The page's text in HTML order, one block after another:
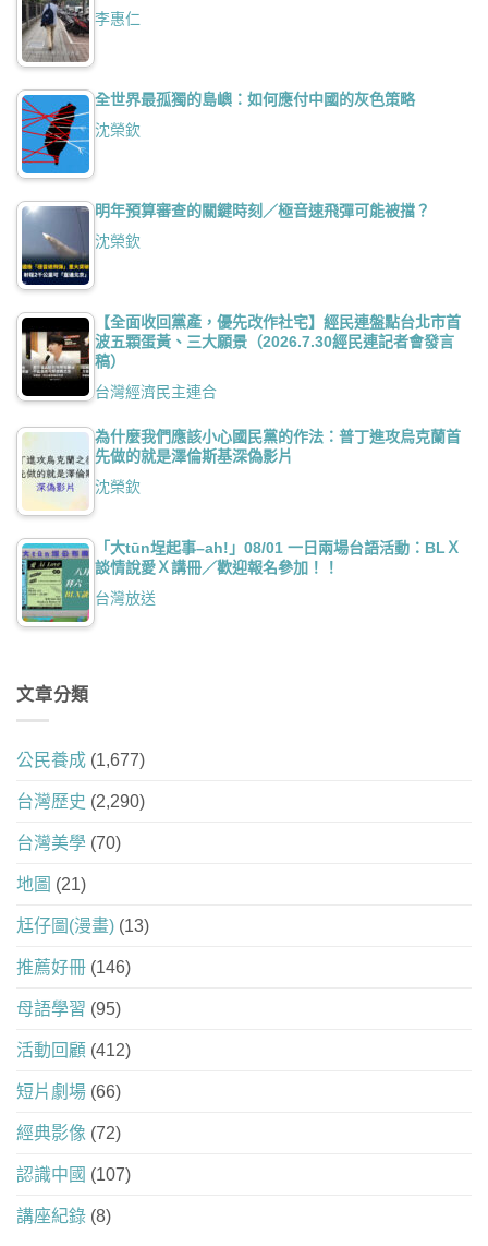
李惠仁
全世界最孤獨的島嶼：如何應付中國的灰色策略
沈榮欽
明年預算審查的關鍵時刻／極音速飛彈可能被擋？
沈榮欽
【全面收回黨產，優先改作社宅】經民連盤點台北市首
波五顆蛋黃、三大願景（2026.7.30經民連記者會發言
稿）
台灣經濟民主連合
為什麼我們應該小心國民黨的作法：普丁進攻烏克蘭首
先做的就是澤倫斯基深偽影片
沈榮欽
「大tūn埕起事–ah!」08/01 一日兩場台語活動：BLＸ
談情說愛Ｘ講冊／歡迎報名參加！！
台灣放送
文章分類
公民養成 (1,677)
台灣歷史 (2,290)
台灣美學 (70)
地圖 (21)
尪仔圖(漫畫) (13)
推薦好冊 (146)
母語學習 (95)
活動回顧 (412)
短片劇場 (66)
經典影像 (72)
認識中國 (107)
講座紀錄 (8)